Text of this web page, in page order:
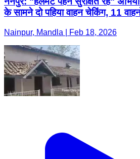
के सामने दो पहिया वाहन चेकिंग, 11
Nainpur, Mandla | Feb 18, 2026